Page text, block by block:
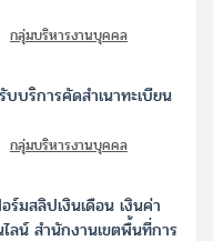
กลุ่มบริหารงานบุคคล
บริการคัดสำเนาทะเบียน
กลุ่มบริหารงานบุคคล
มสลิปเงินเดือน เงินค่า
ลน์ สำนักงานเขตพื้นที่การ